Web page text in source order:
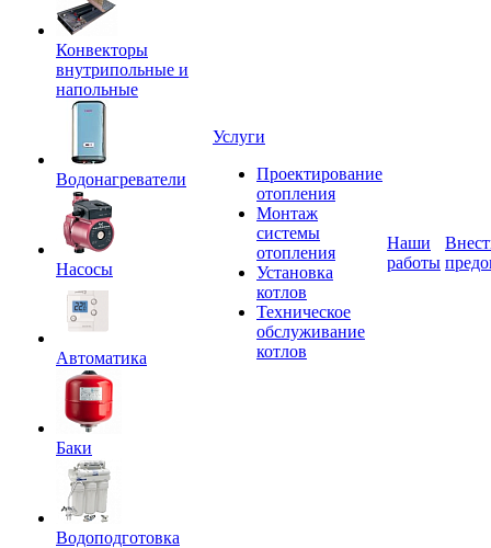
Конвекторы
внутрипольные и
напольные
Водонагреватели
Насосы
Автоматика
Баки
Водоподготовка
Услуги
Проектирование
отопления
Монтаж
системы
отопления
Установка
котлов
Техническое
обслуживание
котлов
Наши
работы